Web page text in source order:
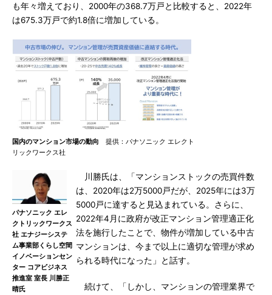
も年々増えており、2000年の368.7万戸と比較すると、2022年
は675.3万戸で約1.8倍に増加している。
国内のマンション市場の動向 提供：パナソニック エレクト
リックワークス社
パナソニック エレ
クトリックワークス
社 エナジーシステ
ム事業部くらし空間
イノベーションセン
ター コアビジネス
推進室 室長 川勝正
晴氏
川勝氏は、「マンションストックの売買件数
は、2020年は2万5000戸だが、2025年には3万
5000戸に達すると見込まれている。さらに、
2022年4月に政府が改正マンション管理適正化
法を施行したことで、物件が増加している中古
マンションは、今まで以上に適切な管理が求め
られる時代になった」と話す。
続けて、「しかし、マンションの管理業界で